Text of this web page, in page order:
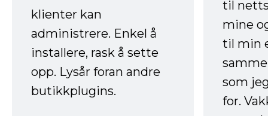
klienter kan
administrere. Enkel å
installere, rask å sette
opp. Lysår foran andre
butikkplugins.
til
mine
til min
som
for.